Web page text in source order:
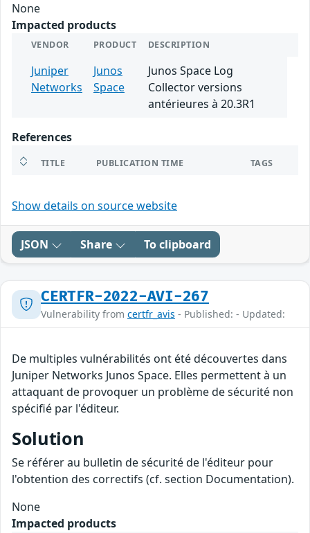
None
Impacted products
VENDOR PRODUCT DESCRIPTION
Juniper
Networks
Junos
Space
Junos Space Log
Collector versions
antérieures à 20.3R1
References
TITLE PUBLICATION TIME TAGS
Show details on source website
JSON Share To clipboard
CERTFR-2022-AVI-267
Vulnerability from certfr_avis - Published: - Updated:
De multiples vulnérabilités ont été découvertes dans
Juniper Networks Junos Space. Elles permettent à un
attaquant de provoquer un problème de sécurité non
spécifié par l'éditeur.
Solution
Se référer au bulletin de sécurité de l'éditeur pour
l'obtention des correctifs (cf. section Documentation).
None
Impacted products